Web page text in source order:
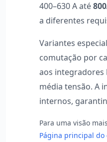
400–630 A até
a diferentes
Variantes
comutação por
aos integradores
média tensão. A
internos,
Para uma visão
Página principal do